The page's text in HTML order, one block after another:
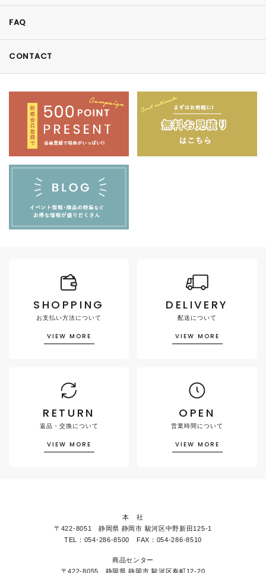
FAQ
CONTACT
SHOPPING
お支払い方法について
VIEW MORE
DELIVERY
配送について
VIEW MORE
RETURN
返品・交換について
VIEW MORE
OPEN
営業時間について
VIEW MORE
本 社
〒422-8051 静岡県 静岡市 駿河区中野新田125-1
TEL：054-286-8500 FAX：054-286-8510
商品センター
〒422-8055 静岡県 静岡市 駿河区寿町12-20